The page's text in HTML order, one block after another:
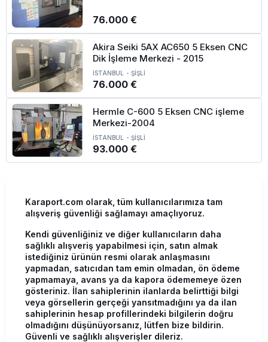
76.000 €
Akira Seiki 5AX AC650 5 Eksen CNC
Dik İşleme Merkezi - 2015
İSTANBUL - ŞİŞLİ
76.000 €
Hermle C-600 5 Eksen CNC işleme
Merkezi-2004
İSTANBUL - ŞİŞLİ
93.000 €
Karaport.com olarak, tüm kullanıcılarımıza tam
alışveriş güvenliği sağlamayı amaçlıyoruz.
Kendi güvenliğiniz ve diğer kullanıcıların daha
sağlıklı alışveriş yapabilmesi için, satın almak
istediğiniz ürünün resmi olarak anlaşmasını
yapmadan, satıcıdan tam emin olmadan, ön ödeme
yapmamaya, avans ya da kapora ödememeye özen
gösteriniz. İlan sahiplerinin ilanlarda belirttiği bilgi
veya görsellerin gerçeği yansıtmadığını ya da ilan
sahiplerinin hesap profillerindeki bilgilerin doğru
olmadığını düşünüyorsanız, lütfen bize bildirin.
Güvenli ve sağlıklı alışverişler dileriz.